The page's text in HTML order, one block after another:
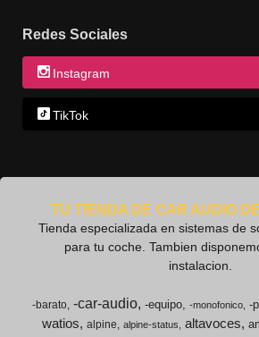
Redes Sociales
Instagram
TikTok
TU TIENDA DE CAR AUDIO
Tienda especializada en sistemas de
para tu coche. Tambien
instalacion.
-barato -car-audio -equipo -monofonico -
watios
alpine alpine-status altavoces